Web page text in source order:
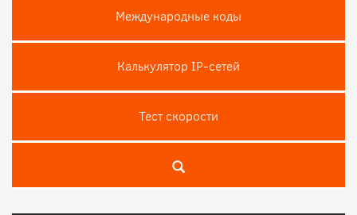
Международные коды
Калькулятор IP-сетей
Тест скороcти